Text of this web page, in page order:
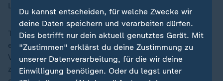
Luft.
Thorpe warf den europäischen Siedlern in ihrer fast
einminütigen Tirade "Völkermord" an den indigenen
Völkern Australiens vor. "Geben Sie uns unser Land
zurück, geben Sie uns zurück, was Sie unserem Volk
Du kannst entscheiden, für welche Zwecke wir
deine Daten speichern und verarbeiten dürfen.
Dies betrifft nur dein aktuell genutztes Gerät. Mit
"Zustimmen" erklärst du deine Zustimmung zu
unserer Datenverarbeitung, für die wir deine
Einwilligung benötigen. Oder du legst unter